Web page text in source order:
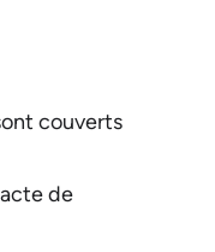
couverts
de